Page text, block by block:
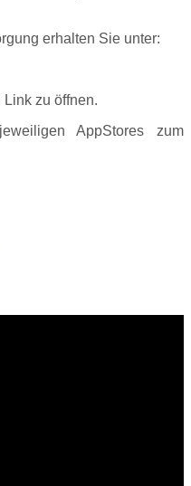
erhalten Sie unter:
zu öffnen.
AppStores zum